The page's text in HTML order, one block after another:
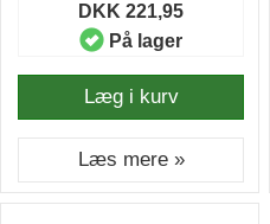
DKK 221,95
På lager
Læg i kurv
Læs mere »